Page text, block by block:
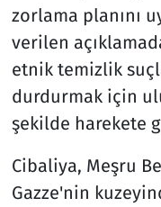
zorlama planını
verilen
etnik temizlik
durdurmak için
şekilde harekete
Cibaliya, Meşru
Gazze'nin